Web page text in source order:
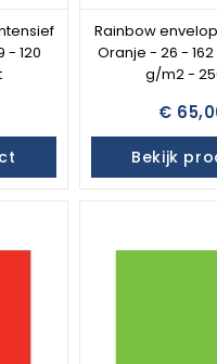
- 120
Rainbow
Oranje - 26 - 162
g/m2 -
€
Bekijk